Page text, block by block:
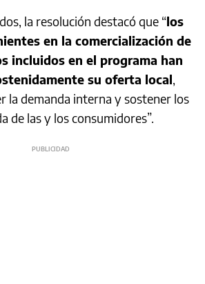
la resolución destacó que “los
en la comercialización de
incluidos en el programa han
su oferta local,
la demanda interna y sostener los
de las y los consumidores”.